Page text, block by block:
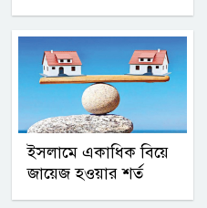
ইসলামে একাধিক বিয়ে
জায়েজ হওয়ার শর্ত